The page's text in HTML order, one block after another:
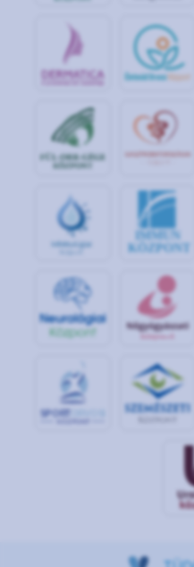
IMMUN
KÖZPONT
SPORT